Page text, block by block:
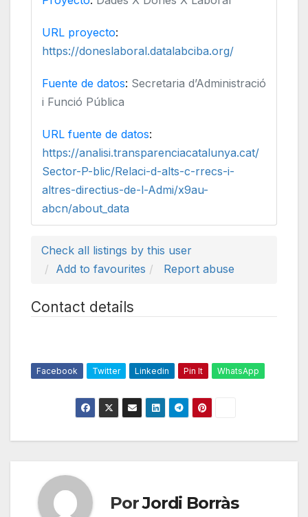
URL proyecto:
https://doneslaboral.datalabciba.org/
Fuente de datos: Secretaria d’Administració
i Funció Pública
URL fuente de datos:
https://analisi.transparenciacatalunya.cat/
Sector-P-blic/Relaci-d-alts-c-rrecs-i-
altres-directius-de-l-Admi/x9au-
abcn/about_data
Check all listings by this user
Add to favourites
Report abuse
Contact details
Facebook Twitter Linkedin Pin It WhatsApp
PorJordi Borràs